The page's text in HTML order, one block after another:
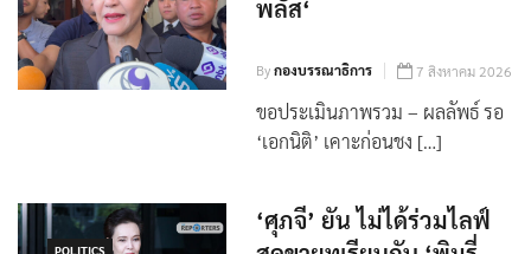
POLITICS
เงินกู้ทำ ‘ไทยเที่ยวไทย
พลัส‘
Byกองบรรณาธิการ 7 สิงหาคม 2026